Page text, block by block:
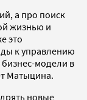
а про поиск
жизнью и
это
к управлению
модели в
Матыцина.
новые